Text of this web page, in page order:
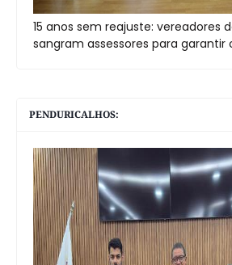
15 anos sem reajuste: vereadores
sangram assessores para garantir
PENDURICALHOS: